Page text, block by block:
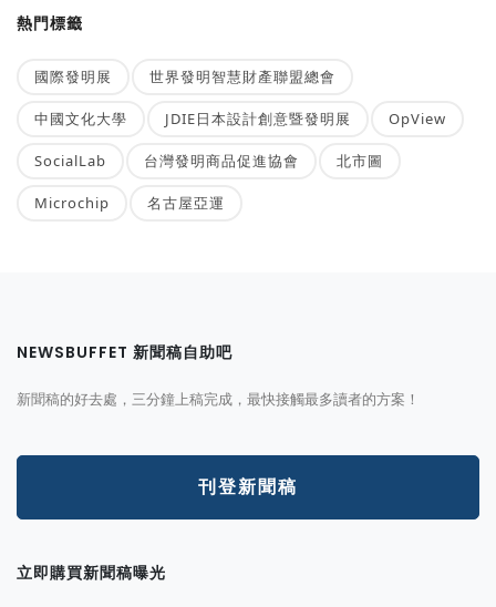
熱門標籤
國際發明展 世界發明智慧財產聯盟總會
中國文化大學 JDIE日本設計創意暨發明展 OpView
SocialLab 台灣發明商品促進協會 北市圖
Microchip 名古屋亞運
NEWSBUFFET 新聞稿自助吧
新聞稿的好去處，三分鐘上稿完成，最快接觸最多讀者的方案！
刊登新聞稿
立即購買新聞稿曝光